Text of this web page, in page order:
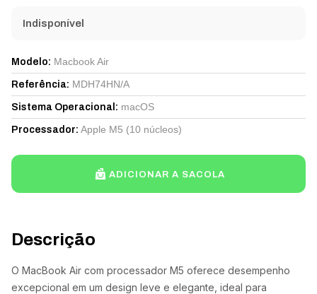
Descrição
O MacBook Air com processador M5 oferece desempenho
excepcional em um design leve e elegante, ideal para
Indisponível
Modelo: Macbook Air
Referência: MDH74HN/A
Sistema Operacional : macOS
Processador: Apple M5 (10 núcleos)
ADICIONAR A SACOLA